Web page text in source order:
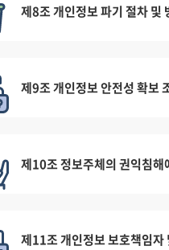
제8조 개인정보 파기 절차 및
제9조 개인정보 안전성 확보
제10조 정보주체의 권익침해
제11조 개인정보 보호책임자